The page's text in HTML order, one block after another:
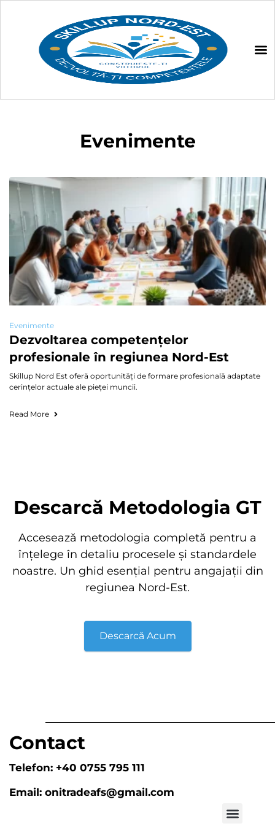
Evenimente
Evenimente
Dezvoltarea competențelor
profesionale în regiunea Nord-Est
Skillup Nord Est oferă oportunități de formare profesională adaptate
cerințelor actuale ale pieței muncii.
Read More
Descarcă Metodologia GT
Accesează metodologia completă pentru a
înțelege în detaliu procesele și standardele
noastre. Un ghid esențial pentru angajații din
regiunea Nord-Est.
Descarcă Acum
Contact
Telefon: +40 0755 795 111
Email: onitradeafs@gmail.com